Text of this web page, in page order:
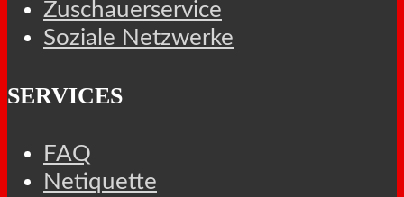
Zuschauerservice
Soziale Netzwerke
SERVICES
FAQ
Netiquette